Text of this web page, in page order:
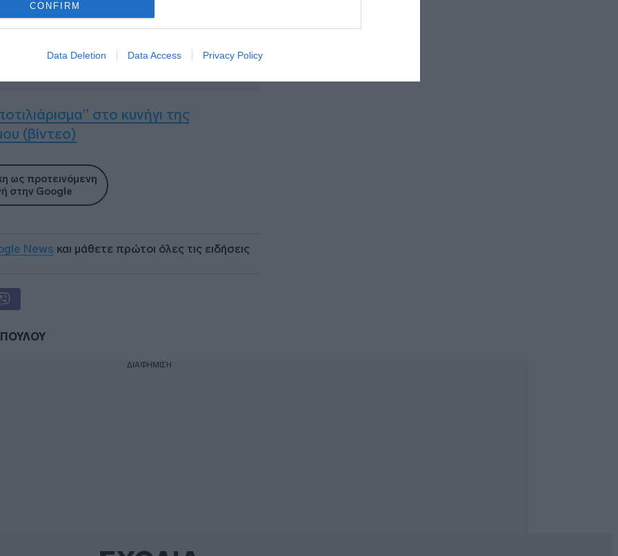
CONFIRM
Data Deletion Data Access Privacy Policy
στο κυνήγι της
(βίντεο)
ως προτεινόμενη
στην Google
News και μάθετε πρώτοι όλες τις ειδήσεις
ΔΙΑΦΗΜΙΣΗ